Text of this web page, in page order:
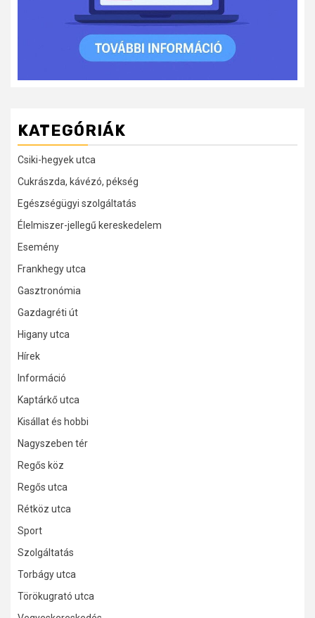
KATEGÓRIÁK
Csiki-hegyek utca
Cukrászda, kávézó, pékség
Egészségügyi szolgáltatás
Élelmiszer-jellegű kereskedelem
Esemény
Frankhegy utca
Gasztronómia
Gazdagréti út
Higany utca
Hírek
Információ
Kaptárkő utca
Kisállat és hobbi
Nagyszeben tér
Regős köz
Regős utca
Rétköz utca
Sport
Szolgáltatás
Torbágy utca
Törökugrató utca